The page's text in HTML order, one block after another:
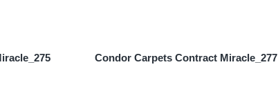
Condor Carpets Contract Miracle_277